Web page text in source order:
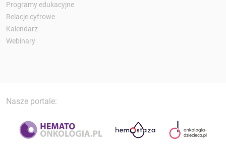
Programy edukacyjne
Relacje cyfrowe
Kalendarz
Webinary
Nasze portale: